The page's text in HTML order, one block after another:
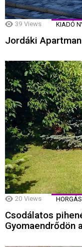
39 Views KIADÓ
Jordáki
20 Views
Csodálatos
Gyomaendrődön